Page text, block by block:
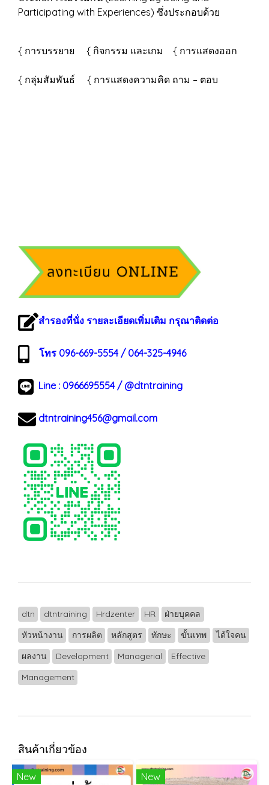
Participating with Experiences) ซึ่งประกอบด้วย
{ การบรรยาย { กิจกรรม และเกม { การแสดงออก
{ กลุ่มสัมพันธ์ { การแสดงความคิด ถาม – ตอบ
สำรองที่นั่ง รายละเอียดเพิ่มเติม กรุณาติดต่อ
โทร 096-669-5554 / 064-325-4946
Line : 0966695554/ @dtntraining
dtntraining456@gmail.com
dtn dtntraining Hrdzenter HR
ฝ่ายบุคคล
หัวหน้างาน
การผลิต หลักสูตร ทักษะ ขั้นเทพ
ได้ใจคน
ผลงาน
Development Managerial
Effective
Management
สินค้าเกี่ยวข้อง
New
New